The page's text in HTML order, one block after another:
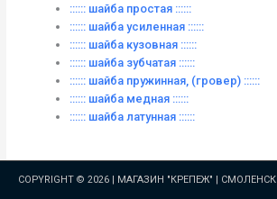
:::::: шайба простая ::::::
:::::: шайба усиленная ::::::
:::::: шайба кузовная ::::::
:::::: шайба зубчатая ::::::
:::::: шайба пружинная, (гровер) ::::::
:::::: шайба медная ::::::
:::::: шайба латунная ::::::
COPYRIGHT © 2026 | МАГАЗИН "КРЕПЕЖ" | СМОЛЕНСК